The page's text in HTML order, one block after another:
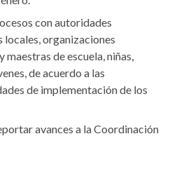
con autoridades
locales, organizaciones
de escuela, niñas,
de acuerdo a las
de implementación de los
avances a la Coordinación